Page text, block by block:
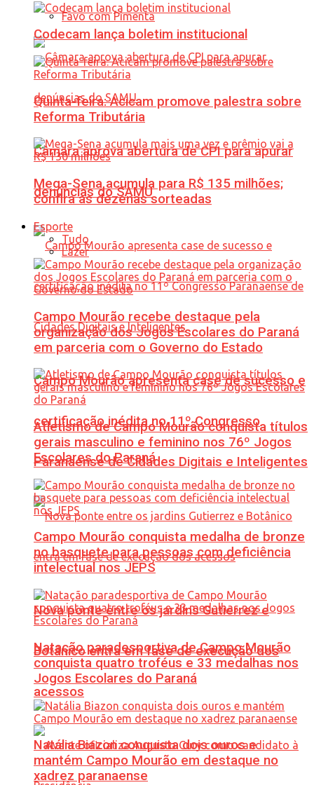
Favo com Pimenta
Câmara aprova abertura de CPI para apurar
denúncias do SAMU
Campo Mourão apresenta case de sucesso e
certificação inédita no 11º Congresso
Paranaense de Cidades Digitais e Inteligentes
Nova ponte entre os jardins Gutierrez e
Botânico entra em fase de execução dos
acessos
Codecam lança boletim institucional
Quinta-feira: Acicam promove palestra sobre
Reforma Tributária
Mega-Sena acumula para R$ 135 milhões;
confira as dezenas sorteadas
Esporte
Tudo
Lazer
Campo Mourão recebe destaque pela
organização dos Jogos Escolares do Paraná
em parceria com o Governo do Estado
Atletismo de Campo Mourão conquista títulos
gerais masculino e feminino nos 76º Jogos
Escolares do Paraná
Campo Mourão conquista medalha de bronze
no basquete para pessoas com deficiência
intelectual nos JEPS
Natação paradesportiva de Campo Mourão
conquista quatro troféus e 33 medalhas nos
Jogos Escolares do Paraná
Natália Biazon conquista dois ouros e
mantém Campo Mourão em destaque no
xadrez paranaense